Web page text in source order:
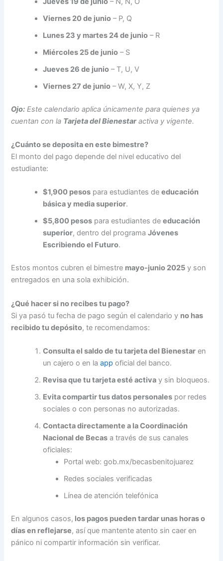
Viernes 20 de junio – P, Q
Lunes 23 y martes 24 de junio – R
Miércoles 25 de junio – S
Jueves 26 de junio – T, U, V
Viernes 27 de junio – W, X, Y, Z
Ojo: Este calendario aplica únicamente para quienes ya
cuentan con la Tarjeta del Bienestaractiva y vigente.
¿Cuánto se deposita en este bimestre?
El monto del pago depende del nivel educativo del
estudiante:
$1,900 pesos para estudiantes deeducación
básica y media superior.
$5,800 pesos para estudiantes deeducación
superior, dentro del programaJóvenes
Escribiendo el Futuro.
Estos montos cubren el bimestre mayo-junio 2025 y son
entregados en una sola exhibición.
¿Qué hacer si no recibes tu pago?
Si ya pasó tu fecha de pago según el calendario y no has
recibido tu depósito, te recomendamos:
Consulta el saldo de tu tarjeta del Bienestar en
un cajero o en laappoficial del banco.
Revisa que tu tarjeta esté activa y sin bloqueos.
Evita compartir tus datos personales por redes
sociales o con personas no autorizadas.
Contacta directamente a la Coordinación
Nacional de Becas a través de sus canales
oficiales:
Portal web: gob.mx/becasbenitojuarez
Redes sociales verificadas
Línea de atención telefónica
En algunos casos, los pagos pueden tardar unas horas o
días en reflejarse, así que mantente atento sin caer en
pánico ni compartir información sin verificar.